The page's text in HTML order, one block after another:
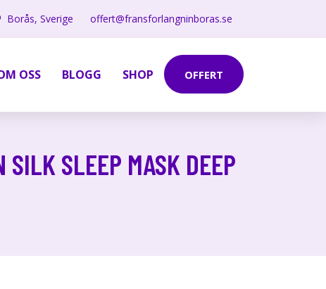
Borås, Sverige offert@fransforlangninboras.se
OSS BLOGG SHOP OFFERT
SILK SLEEP MASK DEEP